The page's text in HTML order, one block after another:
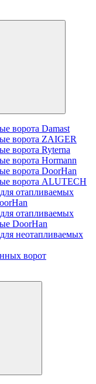
ворота Damast
ворота ZAIGER
ворота Ryterna
ворота Hormann
ворота DoorHan
ворота ALUTECH
отапливаемых
отапливаемых
DoorHan
неотапливаемых
ворот